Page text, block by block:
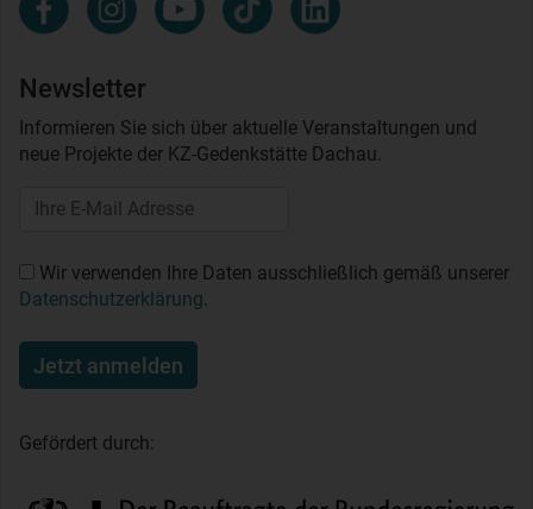
Newsletter
Informieren Sie sich über aktuelle Veranstaltungen und
neue Projekte der KZ-Gedenkstätte Dachau.
Wir verwenden Ihre Daten ausschließlich gemäß unserer
Datenschutzerklärung.
Jetzt anmelden
Gefördert durch: